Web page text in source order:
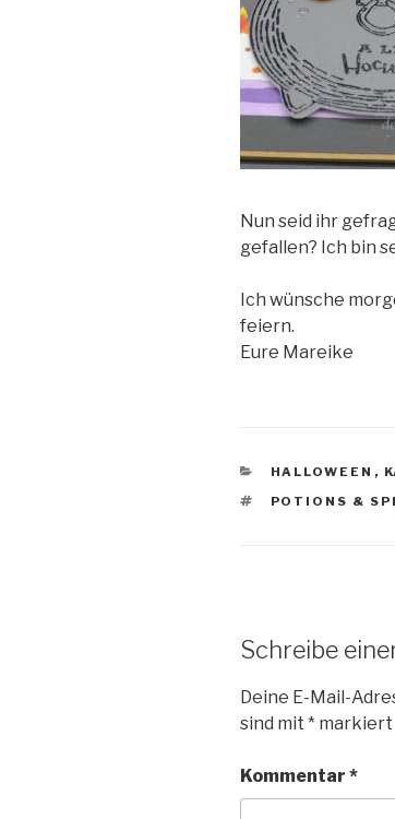
Nun seid ihr
gefallen? Ich bin
Ich wünsche
feiern.
Eure Mareike
KATEGORIEN
HALLOWEEN ,
POTIONS &
Schreibe
Deine E-Mail-
sind mit * markiert
Kommentar *